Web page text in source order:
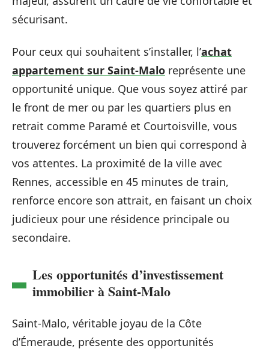
sécurisant.
Pour ceux qui souhaitent s’installer, l’achat
appartement sur Saint-Malo représente une
opportunité unique. Que vous soyez attiré par
le front de mer ou par les quartiers plus en
retrait comme Paramé et Courtoisville, vous
trouverez forcément un bien qui correspond à
vos attentes. La proximité de la ville avec
Rennes, accessible en 45 minutes de train,
renforce encore son attrait, en faisant un choix
judicieux pour une résidence principale ou
secondaire.
Les opportunités d’investissement
immobilier à Saint-Malo
Saint-Malo, véritable joyau de la Côte
d’Émeraude, présente des opportunités